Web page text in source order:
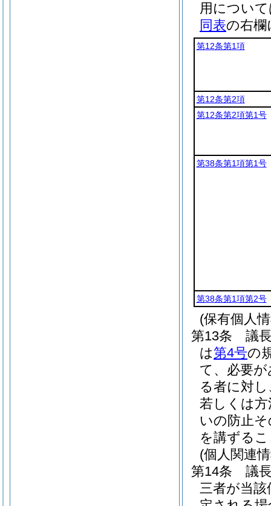
用につい
同表の右欄
第12条第1項
第12条第2項
第12条第2項第1号
第38条第1項第1号
第38条第1項第2号
(保有個人
第13条
議
は第4号の
て、必要
る者に対
若しくは
いの防止
を講ずる
(個人関連
第14条
議
三者が当